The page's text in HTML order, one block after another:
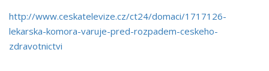
http://www.ceskatelevize.cz/ct24/domaci/1717126-
lekarska-komora-varuje-pred-rozpadem-ceskeho-
zdravotnictvi